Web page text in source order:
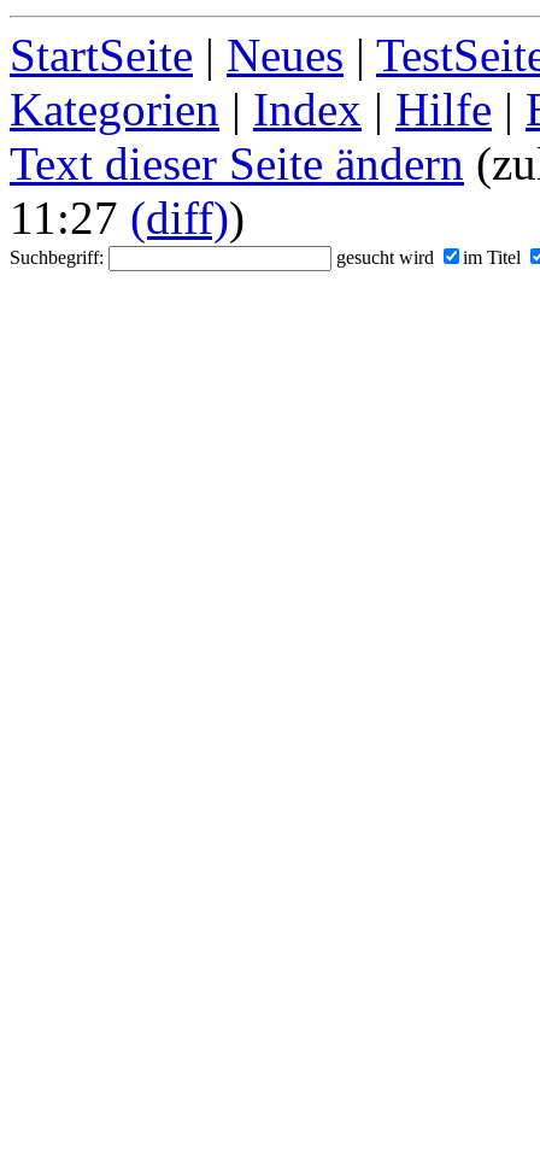
StartSeite | Neues |
Kategorien | Index | Hilfe |
Text dieser Seite ändern
11:27 (diff))
Suchbegriff: gesucht wird im Titel